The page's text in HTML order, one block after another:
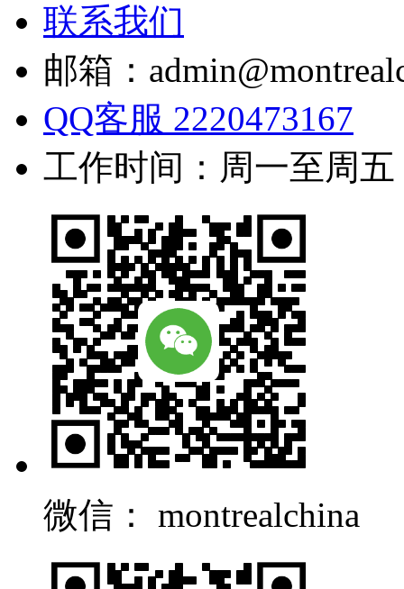
联系我们
邮箱：
QQ客服 2220473167
工作时间：周一至周
微信： montrealchina